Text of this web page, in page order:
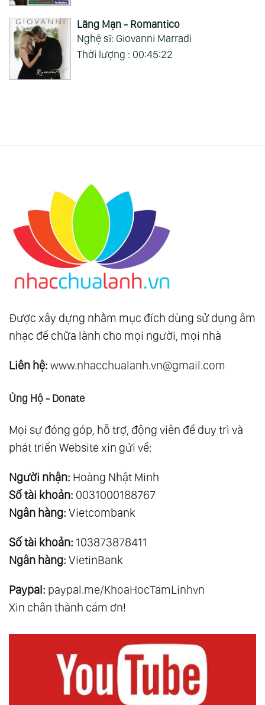
Lãng Mạn - Romantico
Nghệ sĩ: Giovanni Marradi
Thời lượng : 00:45:22
Được xây dựng nhằm mục đích dùng sử dụng âm
nhạc để chữa lành cho mọi người, mọi nhà
Liên hệ: www.nhacchualanh.vn@gmail.com
Ủng Hộ - Donate
Mọi sự đóng góp, hỗ trợ, động viên để duy trì và
phát triển Website xin gửi về:
Người nhận: Hoàng Nhật Minh
Số tài khoản: 0031000188767
Ngân hàng: Vietcombank
Số tài khoản: 103873878411
Ngân hàng: VietinBank
Paypal: paypal.me/KhoaHocTamLinhvn
Xin chân thành cám ơn!